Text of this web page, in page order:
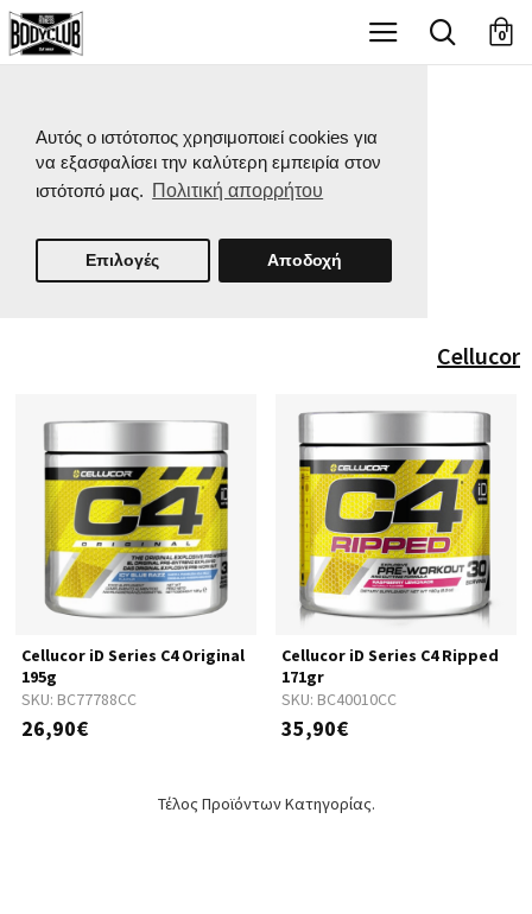
Αυτός ο ιστότοπος χρησιμοποιεί cookies για
να εξασφαλίσει την καλύτερη εμπειρία στον
ιστότοπό μας. Πολιτική απορρήτου
X
Επιλογές Αποδοχή
0
Cellucor
SKU: BC77788CC
Cellucor iD Series C4 Original
195g
26,90€
SKU: BC40010CC
Cellucor iD Series C4 Ripped
171gr
35,90€
Τέλος Προϊόντων Κατηγορίας.